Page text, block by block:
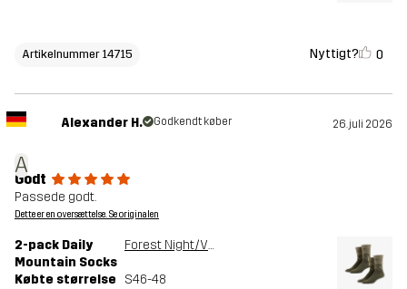
Artikelnummer 14715 Nyttigt? 0
A
Alexander H. Godkendt køber 26. juli 2026
Godt
Passede godt.
Dette er en oversættelse. Se originalen
2-pack Daily
Mountain Socks
Forest Night/Vetiver Green
Købte størrelse S46-48